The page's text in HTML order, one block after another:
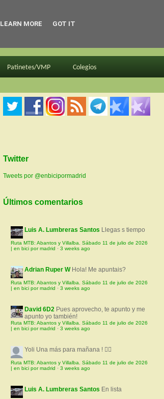
Patinetes/VMP Colegios
Twitter
Tweets por @enbicipormadrid
Últimos comentarios
Luis A. Lumbreras Santos Llegas s tiempo
Ruta MTB: Abantos y Villalba. Sábado 11 de julio de 2026
| en bici por madrid · 3 weeks ago
Adrian Ruper W Hola! Me apuntais?
Ruta MTB: Abantos y Villalba. Sábado 11 de julio de 2026
| en bici por madrid · 3 weeks ago
David 6D2 Pues aprovecho, te apunto y me
apunto yo también!
Ruta MTB: Abantos y Villalba. Sábado 11 de julio de 2026
| en bici por madrid · 3 weeks ago
Yoli Una más para mañana ! 🚵‍♀️
Ruta MTB: Abantos y Villalba. Sábado 11 de julio de 2026
| en bici por madrid · 3 weeks ago
Luis A. Lumbreras Santos En lista
LEARN MORE GOT IT